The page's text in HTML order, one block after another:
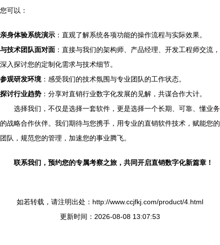
您可以：
亲身体验系统演示 ：直观了解系统各项功能的操作流程与实际效果。
与技术团队面对面 ：直接与我们的架构师、产品经理、开发工程师交流，
深入探讨您的定制化需求与技术细节。
参观研发环境：感受我们的技术氛围与专业团队的工作状态。
探讨行业趋势 ：分享对直销行业数字化发展的见解，共谋合作大计。
选择我们，不仅是选择一套软件，更是选择一个长期、可靠、懂业务
的战略合作伙伴。我们期待与您携手，用专业的直销软件技术，赋能您的
团队，规范您的管理，加速您的事业腾飞。
联系我们，预约您的专属考察之旅，共同开启直销数字化新篇章！
如若转载，请注明出处：http://www.ccjfkj.com/product/4.html
更新时间：2026-08-08 13:07:53